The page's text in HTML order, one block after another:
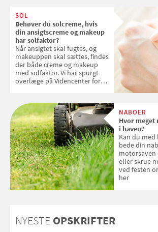
SOL
Behøver du solcreme, hvis
din ansigtscreme og makeup
har solfaktor?
Når ansigtet skal fugtes, og
makeuppen skal sættes, findes
der både creme og makeup
med solfaktor. Vi har spurgt
overlæge på Videncenter for
med SPF kan erstatte
solcreme, når man bevæger
sig ud i solen
NABOER
Hvor meget
i haven?
Kan du
bede din
motorsaven
eller skrue
ved festen
her
NYESTE OPSKRIFTER